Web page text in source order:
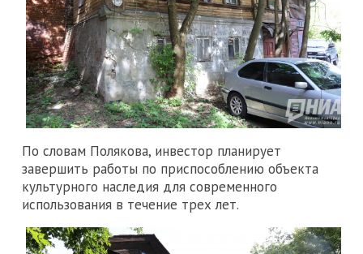
По словам Полякова, инвестор планирует
завершить работы по приспособлению объекта
культурного наследия для современного
использования в течение трех лет.